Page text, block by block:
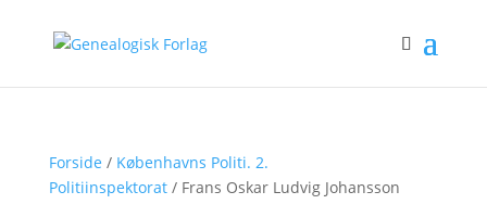
Forside / Københavns Politi. 2.
Politiinspektorat/ Frans Oskar Ludvig Johansson